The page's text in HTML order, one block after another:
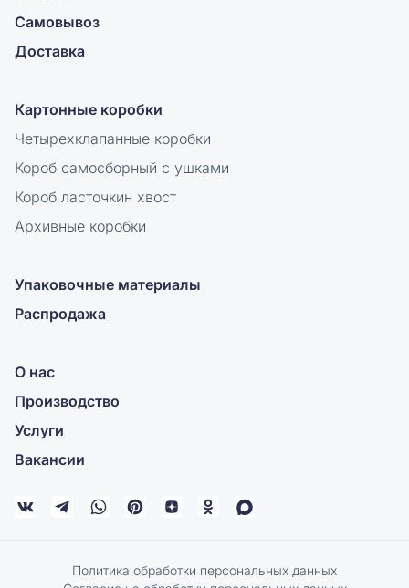
Самовывоз
Доставка
Картонные коробки
Четырехклапанные коробки
Короб самосборный с ушками
Короб ласточкин хвост
Архивные коробки
Упаковочные материалы
Распродажа
О нас
Производство
Услуги
Вакансии
Политика обработки персональных данных